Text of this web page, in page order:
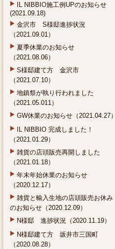
IL NIBBIO施工例UPのお知らせ
(2021.09.18)
金沢市 S様邸進捗状況
（2021.09.01）
夏季休業のお知らせ
（2021.08.06）
S様邸建て方 金沢市
（2021.07.10）
地鎮祭が執り行われました
（2021.05.011）
GW休業のお知らせ（2021.04.27）
IL NIBBIO 完成しました！
（2021.01.29）
雑貨の店頭販売再開しました
（2021.01.18）
年末年始休業のお知らせ
（2020.12.17）
雑貨と輸入生地の店頭販売お休み
のお知らせ（2020.12.09）
N様邸 進捗状況（2020.11.19）
N様邸建て方 坂井市三国町
（2020.08.28）